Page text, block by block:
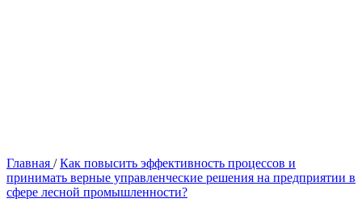
Главная / Как повысить эффективность процессов и
принимать верные управленческие решения на предприятии в
сфере лесной промышленности?